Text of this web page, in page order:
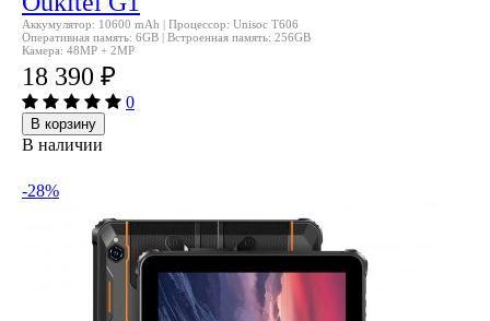
Аккумулятор: 10600 mAh | Процессор: Unisoc T606
Оперативная память: 6GB | Встроенная память: 256GB
Камера: 48MP + 2MP
18 390 ₽
0
В корзину
В наличии
-28%